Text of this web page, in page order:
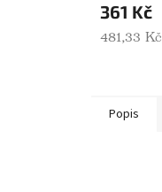
361 Kč
Měrná
481,33
Popis